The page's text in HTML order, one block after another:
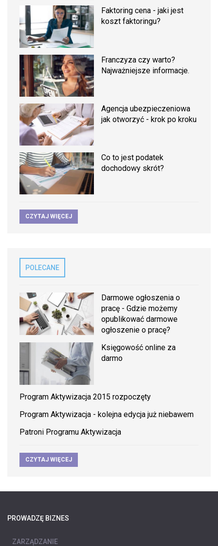
Faktoring cena - jaki jest
koszt faktoringu?
Franczyza czy warto?
Najważniejsze informacje.
Agencja ubezpieczeniowa
jak otworzyć - krok po kroku
Co to jest podatek
dochodowy skrót?
CZYTAJ WIĘCEJ
POLECANE
Darmowe ogłoszenia o
pracę - Gdzie możemy
opublikować darmowe
ogłoszenie o pracę?
Księgowość online za
darmo
Program Aktywizacja 2015 rozpoczęty
Program Aktywizacja - kolejna edycja już niebawem
Patroni Programu Aktywizacja
CZYTAJ WIĘCEJ
PROWADZĘ BIZNES
ZARZĄDZANIE